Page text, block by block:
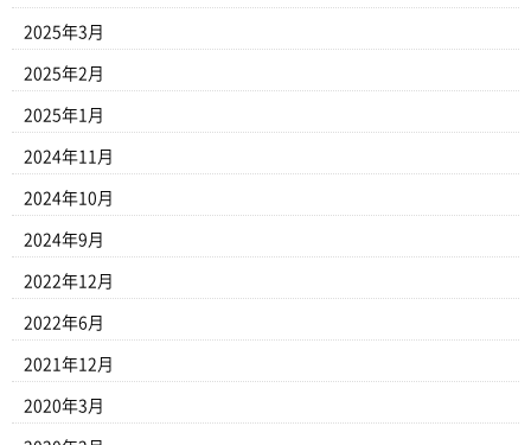
2025年3月
2025年2月
2025年1月
2024年11月
2024年10月
2024年9月
2022年12月
2022年6月
2021年12月
2020年3月